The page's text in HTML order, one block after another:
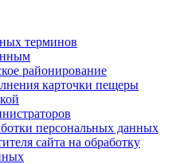
терминов
районирование
карточки пещеры
персональных данных
сайта на обработку